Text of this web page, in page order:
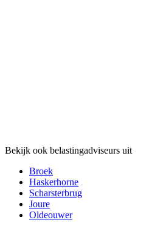
Bekijk ook belastingadviseurs uit
Broek
Haskerhorne
Scharsterbrug
Joure
Oldeouwer